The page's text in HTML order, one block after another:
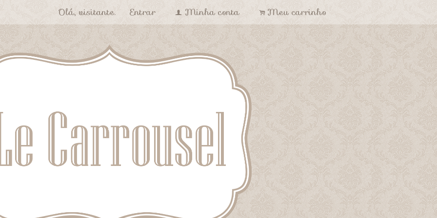
Olá, visitante. Entrar f Minha conta . Meu carrinho